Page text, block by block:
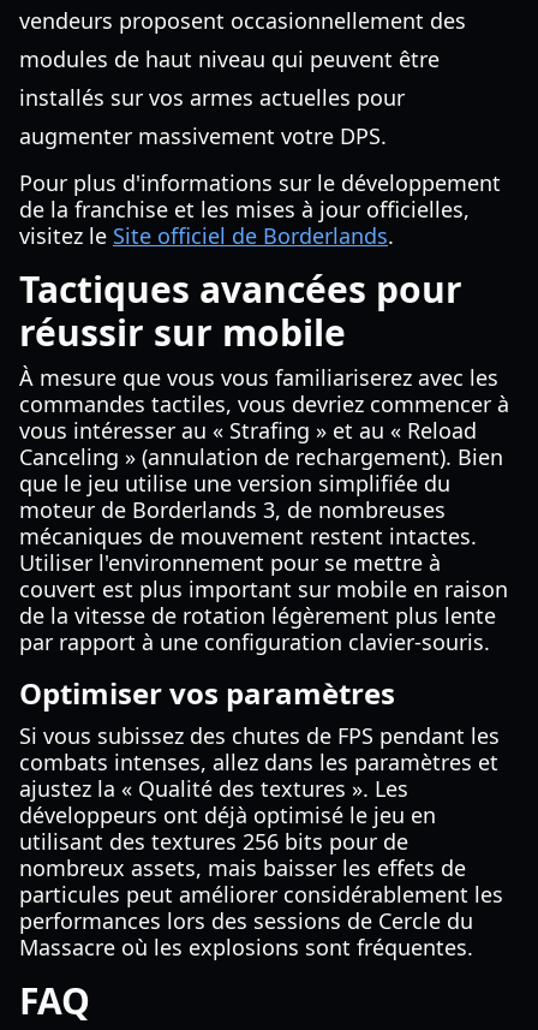
vendeurs proposent occasionnellement des
modules de haut niveau qui peuvent être
installés sur vos armes actuelles pour
augmenter massivement votre DPS.
Pour plus d'informations sur le développement
de la franchise et les mises à jour officielles,
visitez le Site officiel de Borderlands.
Tactiques avancées pour
réussir sur mobile
À mesure que vous vous familiariserez avec les
commandes tactiles, vous devriez commencer à
vous intéresser au « Strafing » et au « Reload
Canceling » (annulation de rechargement). Bien
que le jeu utilise une version simplifiée du
moteur de Borderlands 3, de nombreuses
mécaniques de mouvement restent intactes.
Utiliser l'environnement pour se mettre à
couvert est plus important sur mobile en raison
de la vitesse de rotation légèrement plus lente
par rapport à une configuration clavier-souris.
Optimiser vos paramètres
Si vous subissez des chutes de FPS pendant les
combats intenses, allez dans les paramètres et
ajustez la « Qualité des textures ». Les
développeurs ont déjà optimisé le jeu en
utilisant des textures 256 bits pour de
nombreux assets, mais baisser les effets de
particules peut améliorer considérablement les
performances lors des sessions de Cercle du
Massacre où les explosions sont fréquentes.
FAQ